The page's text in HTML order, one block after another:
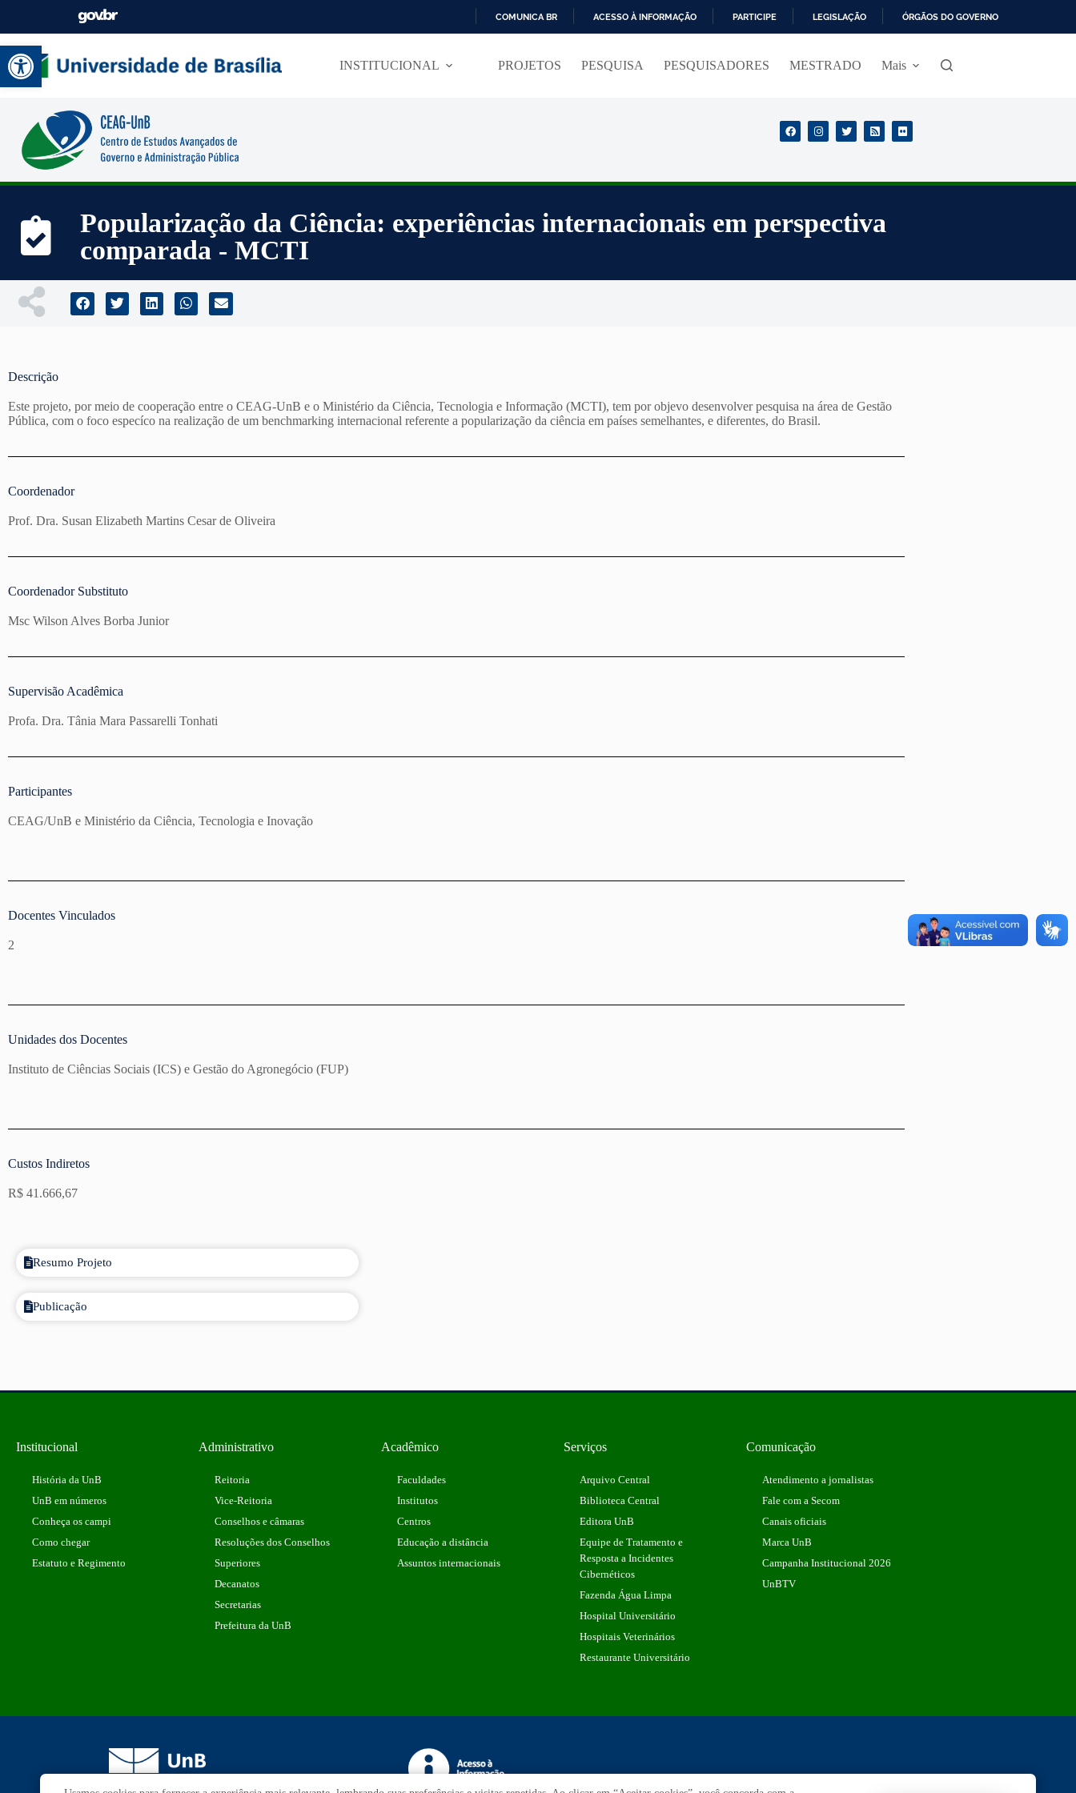
Abrir a barra de ferramentas
P
T
Ú
COMUNICA BR ACESSO À INFORMAÇÃO PARTICIPE LEGISLAÇÃO ÓRGÃOS DO GOVERNO
INSTITUCIONAL PROJETOS PESQUISA PESQUISADORES MESTRADO Mais
Popularização da Ciência: experiências internacionais em perspectiva
comparada - MCTI
Descrição
Este projeto, por meio de cooperação entre o CEAG-UnB e o Ministério da Ciência, Tecnologia e Informação (MCTI), tem por objevo desenvolver pesquisa na área de Gestão
Pública, com o foco especíco na realização de um benchmarking internacional referente a popularização da ciência em países semelhantes, e diferentes, do Brasil.
Coordenador
Prof. Dra. Susan Elizabeth Martins Cesar de Oliveira
Coordenador Substituto​
Msc Wilson Alves Borba Junior
Supervisão Acadêmica
Profa. Dra. Tânia Mara Passarelli Tonhati
Participantes
CEAG/UnB e Ministério da Ciência, Tecnologia e Inovação
Docentes Vinculados
2
Unidades dos Docentes
Instituto de Ciências Sociais (ICS) e Gestão do Agronegócio (FUP)
Custos Indiretos
R$ 41.666,67
Resumo Projeto
Publicação
Institucional
História da UnB
UnB em números
Conheça os campi
Como chegar
Estatuto e Regimento
Administrativo
Reitoria
Vice-Reitoria
Conselhos e câmaras
Resoluções dos Conselhos
Superiores
Decanatos
Secretarias
Prefeitura da UnB
Acadêmico
Faculdades
Institutos
Centros
Educação a distância
Assuntos internacionais
Serviços
Arquivo Central
Biblioteca Central
Editora UnB
Equipe de Tratamento e
Resposta a Incidentes
Cibernéticos
Fazenda Água Limpa
Hospital Universitário
Hospitais Veterinários
Restaurante Universitário
Comunicação
Atendimento a jornalistas
Fale com a Secom
Canais oficiais
Marca UnB
Campanha Institucional 2026
UnBTV